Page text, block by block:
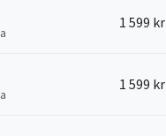
1 599 kr
1 599 kr